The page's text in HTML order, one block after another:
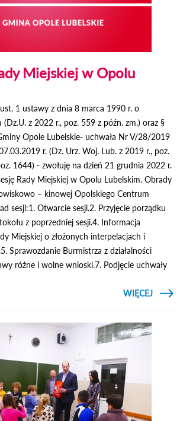
Miejskiej w Opolu
1 ustawy z dnia 8 marca 1990 r. o
z 2022 r., poz. 559 z późn. zm.) oraz §
Opole Lubelskie- uchwała Nr V/28/2019
r. (Dz. Urz. Woj. Lub. z 2019 r., poz.
1644) - zwołuję na dzień 21 grudnia 2022 r.
Rady Miejskiej w Opolu Lubelskim. Obrady
– kinowej Opolskiego Centrum
sesji:1. Otwarcie sesji.2. Przyjęcie porządku
z poprzedniej sesji.4. Informacja
Miejskiej o złożonych interpelacjach i
Sprawozdanie Burmistrza z działalności
różne i wolne wnioski.7. Podjęcie uchwały
CZYTAJ
WIĘCEJ
O